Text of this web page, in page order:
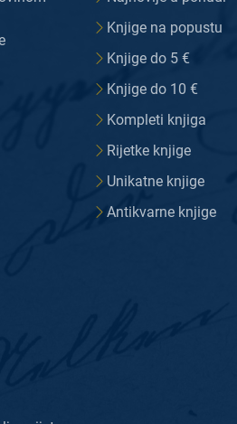
Knjige na popustu
Knjige do 5 €
Knjige do 10 €
Kompleti knjiga
Rijetke knjige
Unikatne knjige
Antikvarne knjige